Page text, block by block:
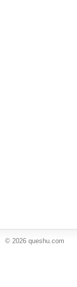
© 2026 queshu.com